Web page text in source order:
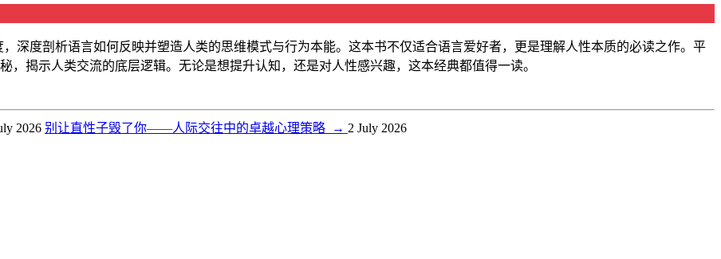
深度剖析语言如何反映并塑造人类的思维模式与行为本能。这本书不仅适合语言爱好者，更是理解人性本质的必读之作。平
，揭示人类交流的底层逻辑。无论是想提升认知，还是对人性感兴趣，这本经典都值得一读。
2026 别让直性子毁了你——人际交往中的卓越心理策略 → 2 July 2026